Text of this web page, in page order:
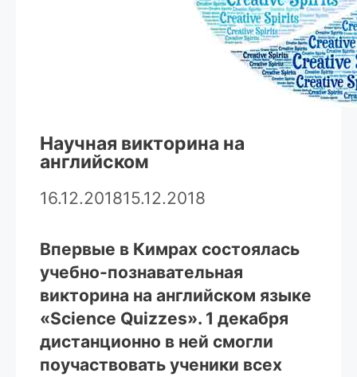
Научная викторина на
английском
16.12.201815.12.2018
Впервые в Кимрах состоялась
учебно-познавательная
викторина на английском языке
«Science Quizzes». 1 декабря
дистанционно в ней смогли
поучаствовать ученики всех